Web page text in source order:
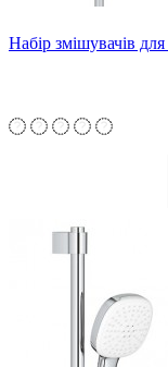
Набір змішувачів